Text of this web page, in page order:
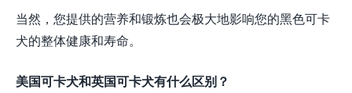
当然，您提供的营养和锻炼也会极大地影响您的黑色可卡
犬的整体健康和寿命。
美国可卡犬和英国可卡犬有什么区别？